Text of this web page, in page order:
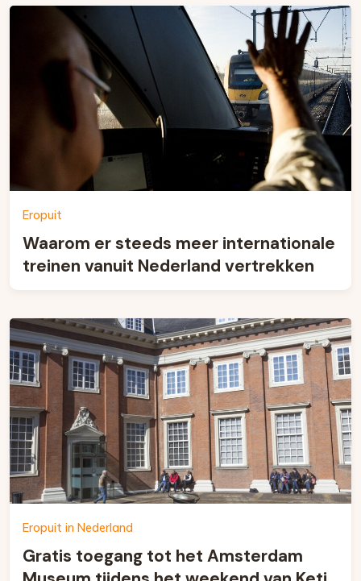
Eropuit
Waarom er steeds meer internationale
treinen vanuit Nederland vertrekken
Eropuit in Nederland
Gratis toegang tot het Amsterdam